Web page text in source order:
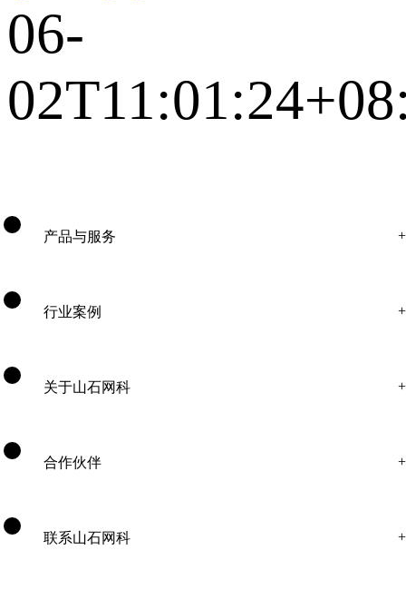
06-
产品与服务
行业案例
关于山石网科
合作伙伴
联系山石网科